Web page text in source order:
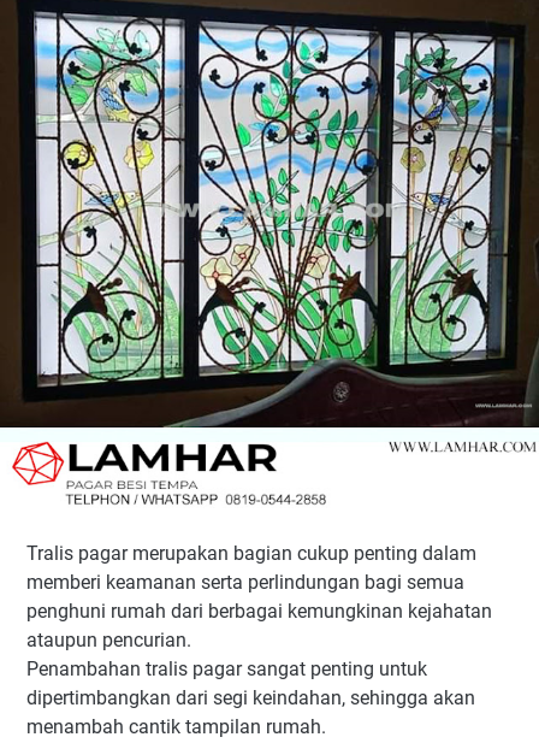
Tralis pagar merupakan bagian cukup penting dalam
memberi keamanan serta perlindungan bagi semua
penghuni rumah dari berbagai kemungkinan kejahatan
ataupun pencurian.
Penambahan tralis pagar sangat penting untuk
dipertimbangkan dari segi keindahan, sehingga akan
menambah cantik tampilan rumah.